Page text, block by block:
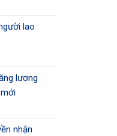
lao
lương
nhận